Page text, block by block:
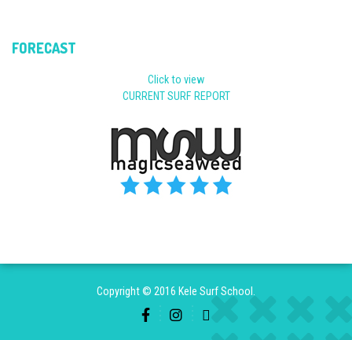
FORECAST
Click to view
CURRENT SURF REPORT
Copyright © 2016 Kele Surf School.